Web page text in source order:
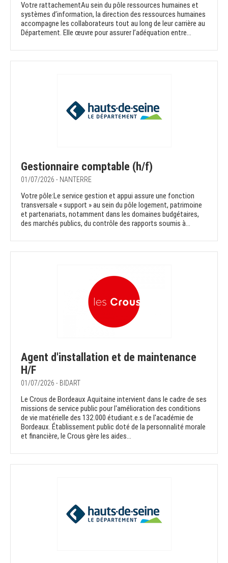
Votre rattachementAu sein du pôle ressources humaines et
systèmes d’information, la direction des ressources humaines
accompagne les collaborateurs tout au long de leur carrière au
Département. Elle œuvre pour assurer l’adéquation entre...
Gestionnaire comptable (h/f)
01/07/2026 - NANTERRE
Votre pôle:Le service gestion et appui assure une fonction
transversale « support » au sein du pôle logement, patrimoine
et partenariats, notamment dans les domaines budgétaires,
des marchés publics, du contrôle des rapports soumis à...
Agent d'installation et de maintenance
H/F
01/07/2026 - BIDART
Le Crous de Bordeaux Aquitaine intervient dans le cadre de ses
missions de service public pour l'amélioration des conditions
de vie matérielle des 132.000 étudiant.e.s de l'académie de
Bordeaux. Établissement public doté de la personnalité morale
et financière, le Crous gère les aides...